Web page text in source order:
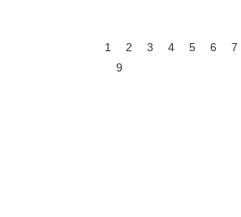
1 2 3 4 5 6 7
9